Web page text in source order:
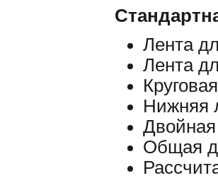
Лента
Лента
Нижняя
Общая